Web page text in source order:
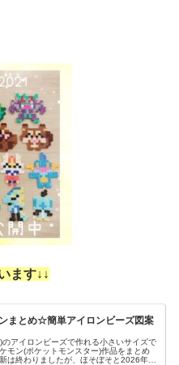
ます↓ ↓
まとめ☆簡単アイロンビーズ図案
のアイロンビーズで作れる小さいサイズで
モン(ポケットモンスター)作品をまとめ
は終わりましたが、ほそぼそと2026年も